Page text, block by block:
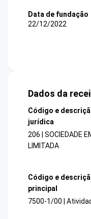
Data de fundação
22/12/2022
Dados da
Código e
jurídica
206 | SOCIEDADE
LIMITADA
Código e
principal
7500-1/00 |